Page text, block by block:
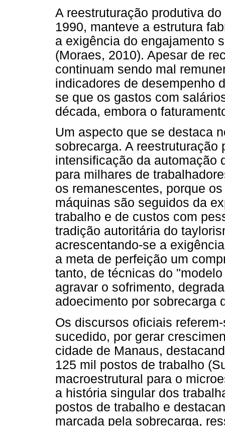
A reestruturação produtiva
1990, manteve a estrutura
a exigência do engajamento
(Moraes, 2010). Apesar de
continuam sendo mal
indicadores de desempenho
se que os gastos com
década, embora o
Um aspecto que se destaca
sobrecarga. A
intensificação da automação
para milhares de
os remanescentes, porque
máquinas são seguidos da
trabalho e de custos com
tradição autoritária do
acrescentando-se a
a meta de perfeição um
tanto, de técnicas do
agravar o sofrimento,
adoecimento por sobrecarga
Os discursos oficiais
sucedido, por gerar
cidade de Manaus,
125 mil postos de trabalho
macroestrutural para o
a história singular dos
postos de trabalho e
marcada pela sobrecarga,